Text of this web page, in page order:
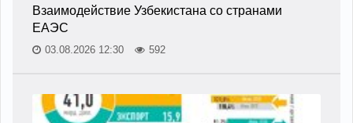
Взаимодействие Узбекистана со странами
ЕАЭС
03.08.2026 12:30 592